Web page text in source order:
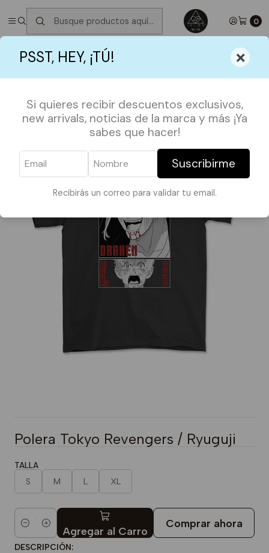
PSST, HEY, ¡TÚ! ×
Si quieres recibir descuentos exclusivos,
new arrivals, noticias de la marca y más ¡Ya
sabes que hacer!
Suscribirme
Recibirás un correo para validar tu email.
0
✮ ⋆ ˚｡𖦹 ⋆｡°✩Próximos Despachos martes 11 de Agosto
⋆｡°✩
ANIME Polera Tokyo Revengers / Ryuguji
Polera Tokyo Revengers / Ryuguji
TALLA
S M L XL
Cantidad Agregar al Carro
Comprar ahora
DESCRIPCIÓN: